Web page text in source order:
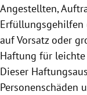
Angestellten,
Erfüllungsgehilfen
auf Vorsatz oder
Haftung für
Dieser
Personenschäden